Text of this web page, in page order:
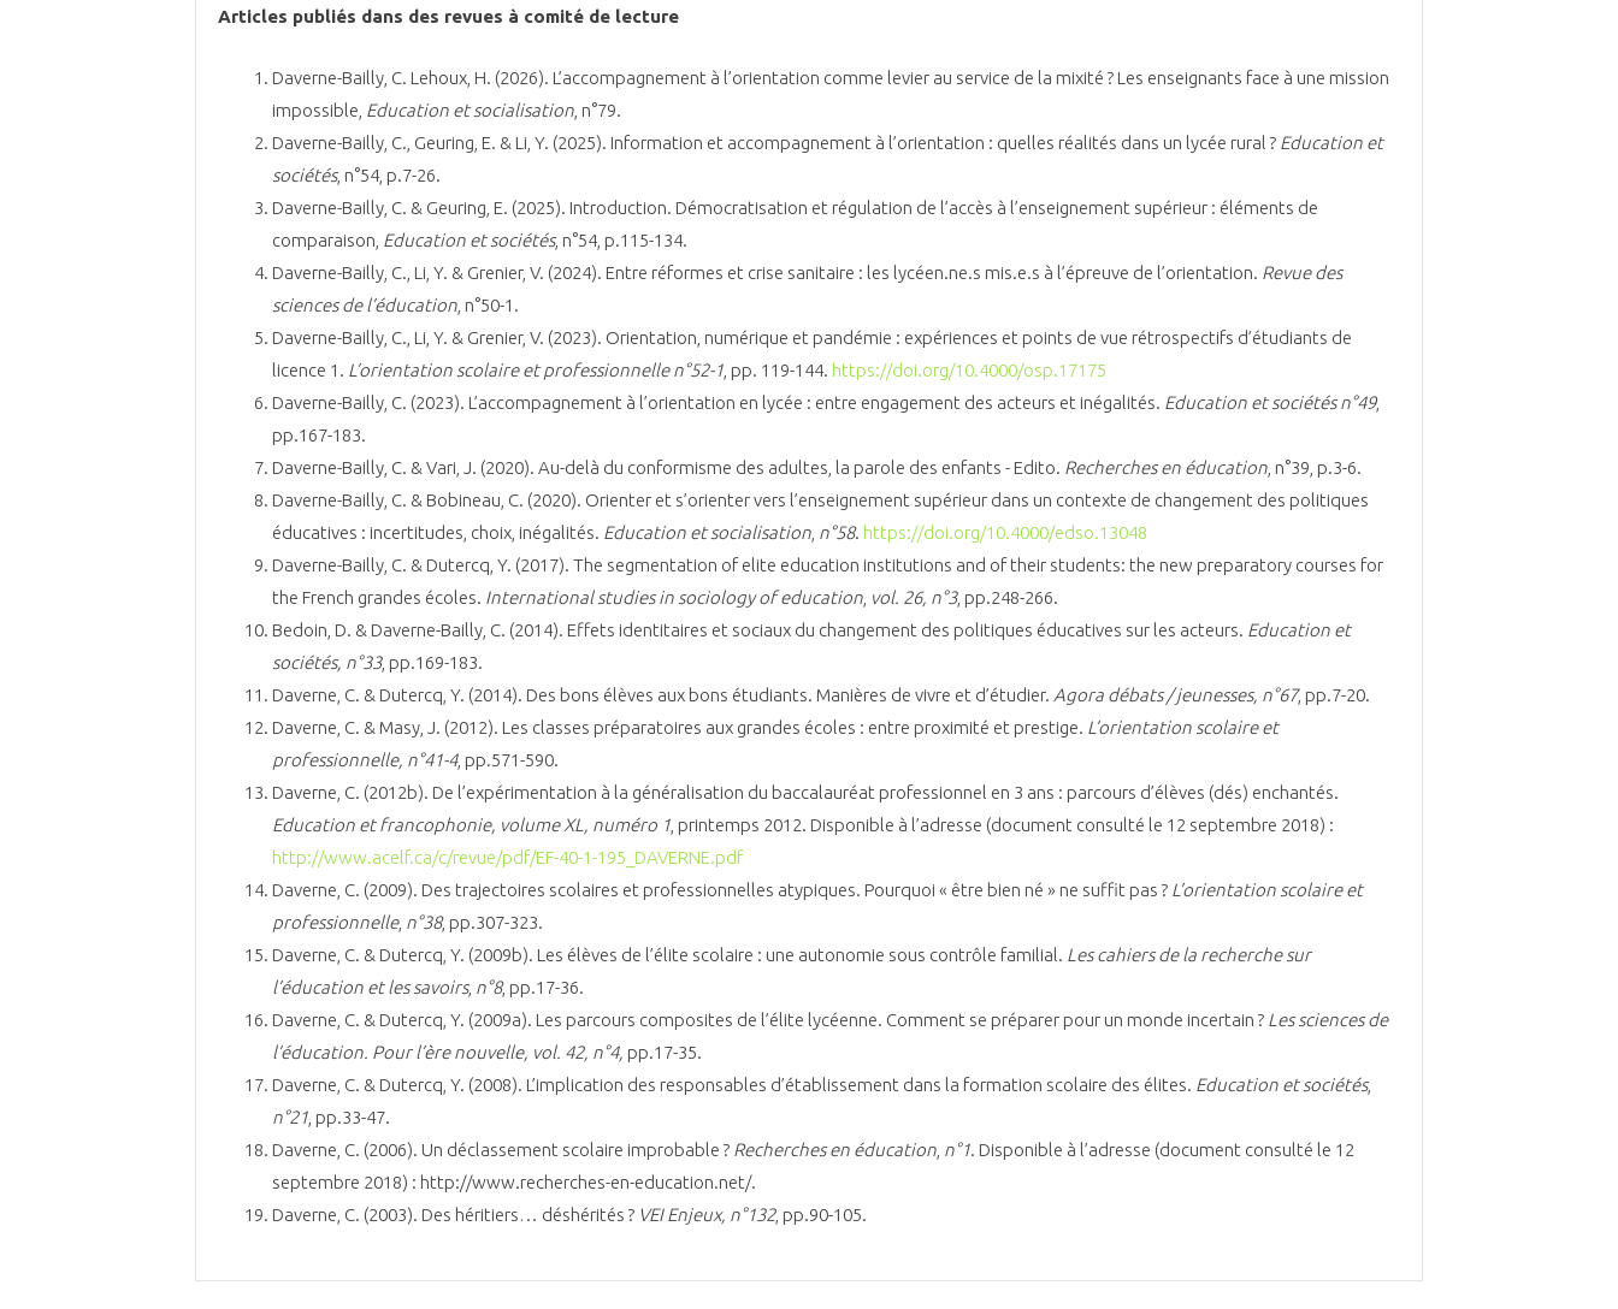
Articles publiés dans des revues à comité de lecture
Daverne-Bailly, C. Lehoux, H. (2026). L’accompagnement à l’orientation comme levier au service de la mixité ? Les enseignants face à une mission
impossible, Education et socialisation , n°79.
Daverne-Bailly, C., Geuring, E. & Li, Y. (2025). Information et accompagnement à l’orientation : quelles réalités dans un lycée rural ? Education et
sociétés, n°54, p.7-26.
Daverne-Bailly, C. & Geuring, E. (2025). Introduction. Démocratisation et régulation de l’accès à l’enseignement supérieur : éléments de
comparaison, Education et sociétés, n°54, p.115-134.
Daverne-Bailly, C., Li, Y. & Grenier, V. (2024). Entre réformes et crise sanitaire : les lycéen.ne.s mis.e.s à l’épreuve de l’orientation. Revue des
sciences de l’éducation , n°50-1.
Daverne-Bailly, C., Li, Y. & Grenier, V. (2023). Orientation, numérique et pandémie : expériences et points de vue rétrospectifs d’étudiants de
licence 1. L’orientation scolaire et professionnelle n°52-1 , pp. 119-144. https://doi.org/10.4000/osp.17175
Daverne-Bailly, C. (2023). L’accompagnement à l’orientation en lycée : entre engagement des acteurs et inégalités. Education et sociétés n°49,
pp.167-183.
Daverne-Bailly, C. & Vari, J. (2020). Au-delà du conformisme des adultes, la parole des enfants - Edito. Recherches en éducation , n°39, p.3-6.
Daverne-Bailly, C. & Bobineau, C. (2020). Orienter et s’orienter vers l’enseignement supérieur dans un contexte de changement des politiques
éducatives : incertitudes, choix, inégalités. Education et socialisation n°58. https://doi.org/10.4000/edso.13048
Daverne-Bailly, C. & Dutercq, Y. (2017). The segmentation of elite education institutions and of their students: the new preparatory courses for
the French grandes écoles. International studies in sociology of education vol. 26, n°3, pp.248-266.
Bedoin, D. & Daverne-Bailly, C. (2014). Effets identitaires et sociaux du changement des politiques éducatives sur les acteurs. Education et
sociétés, n°33, pp.169-183.
Daverne, C. & Dutercq, Y. (2014). Des bons élèves aux bons étudiants. Manières de vivre et d’étudier. Agora débats / jeunesses, n°67, pp.7-20.
Daverne, C. & Masy, J. (2012). Les classes préparatoires aux grandes écoles : entre proximité et prestige. L’orientation scolaire et
professionnelle, n°41-4, pp.571-590.
Daverne, C. (2012b). De l’expérimentation à la généralisation du baccalauréat professionnel en 3 ans : parcours d’élèves (dés) enchantés.
Education et francophonie, volume XL, numéro 1 , printemps 2012. Disponible à l’adresse (document consulté le 12 septembre 2018) :
http://www.acelf.ca/c/revue/pdf/EF-40-1-195_DAVERNE.pdf
Daverne, C. (2009). Des trajectoires scolaires et professionnelles atypiques. Pourquoi « être bien né » ne suffit pas ? L’orientation scolaire et
professionnelle, n°38, pp.307-323.
Daverne, C. & Dutercq, Y. (2009b). Les élèves de l’élite scolaire : une autonomie sous contrôle familial. Les cahiers de la recherche sur
l’éducation et les savoirs, n°8, pp.17-36.
Daverne, C. & Dutercq, Y. (2009a). Les parcours composites de l’élite lycéenne. Comment se préparer pour un monde incertain ? Les sciences de
l’éducation. Pour l’ère nouvelle, vol. 42, n°4, pp.17-35.
Daverne, C. & Dutercq, Y. (2008). L’implication des responsables d’établissement dans la formation scolaire des élites. Education et sociétés,
n°21 , pp.33-47.
Daverne, C. (2006). Un déclassement scolaire improbable ? Recherches en éducation n°1. Disponible à l’adresse (document consulté le 12
septembre 2018) : http://www.recherches-en-education.net/.
Daverne, C. (2003). Des héritiers… déshérités ? VEI Enjeux, n°132, pp.90-105.